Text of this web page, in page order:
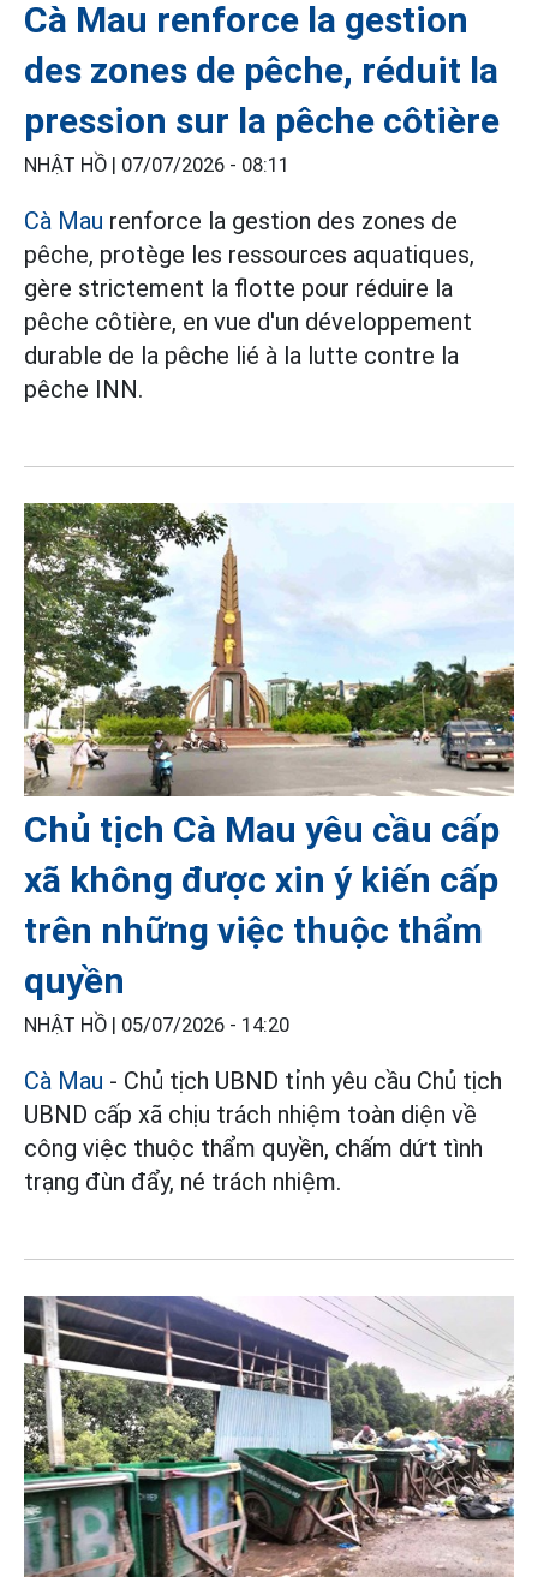
Cà Mau renforce la gestion
des zones de pêche, réduit la
pression sur la pêche côtière
NHẬT HỒ | 07/07/2026 - 08:11
Cà Mau renforce la gestion des zones de
pêche, protège les ressources aquatiques,
gère strictement la flotte pour réduire la
pêche côtière, en vue d'un développement
durable de la pêche lié à la lutte contre la
pêche INN.
Chủ tịch Cà Mau yêu cầu cấp
xã không được xin ý kiến cấp
trên những việc thuộc thẩm
quyền
NHẬT HỒ | 05/07/2026 - 14:20
Cà Mau - Chủ tịch UBND tỉnh yêu cầu Chủ tịch
UBND cấp xã chịu trách nhiệm toàn diện về
công việc thuộc thẩm quyền, chấm dứt tình
trạng đùn đẩy, né trách nhiệm.